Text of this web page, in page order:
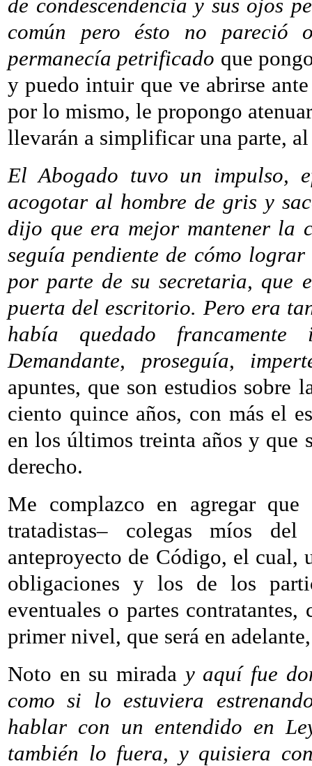
de condescendencia y sus ojos
común pero ésto no pareció
permanecía petrificado que
y puedo intuir que ve abrirse
por lo mismo, le propongo
llevarán a simplificar una parte, al
El Abogado tuvo un impulso,
acogotar al hombre de gris y
dijo que era mejor mantener la
seguía pendiente de cómo
por parte de su secretaria, que
puerta del escritorio. Pero era
había quedado
Demandante, proseguía,
apuntes, que son estudios sobre
ciento quince años, con más el
en los últimos treinta años y que
derecho.
Me complazco en agregar
tratadistas– colegas míos
anteproyecto de Código, el cual,
obligaciones y los de los
eventuales o partes
primer nivel, que será en
Noto en su mirada y aquí fue
como si lo estuviera
hablar con un entendido en
también lo fuera, y quisiera